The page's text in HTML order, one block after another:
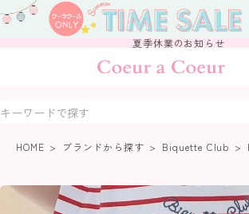
夏季休業のお知らせ
HOME ブランドから探す Biquette Club